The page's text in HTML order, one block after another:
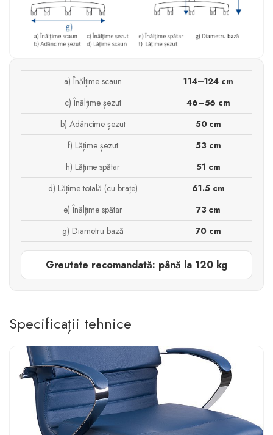
a) Înălțime scaun
114–124 cm
c) Înălțime șezut
46–56 cm
b) Adâncime șezut
50 cm
f) Lățime șezut
53 cm
h) Lățime spătar
51 cm
d) Lățime totală (cu brațe)
61.5 cm
e) Înălțime spătar
73 cm
g) Diametru bază
70 cm
Greutate recomandată: până la 120 kg
Specificații tehnice